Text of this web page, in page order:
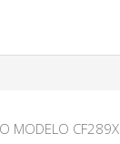
MODELO CF289X